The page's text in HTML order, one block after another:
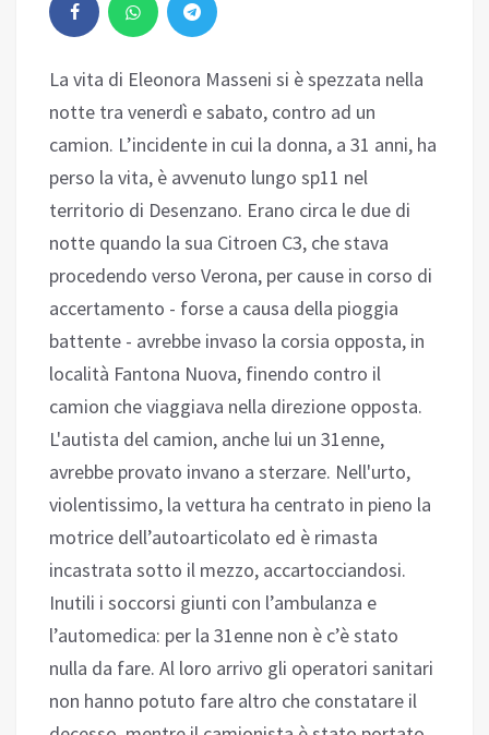
La vita di Eleonora Masseni si è spezzata nella
notte tra venerdì e sabato, contro ad un
camion. L’incidente in cui la donna, a 31 anni, ha
perso la vita, è avvenuto lungo sp11 nel
territorio di Desenzano. Erano circa le due di
notte quando la sua Citroen C3, che stava
procedendo verso Verona, per cause in corso di
accertamento - forse a causa della pioggia
battente - avrebbe invaso la corsia opposta, in
località Fantona Nuova, finendo contro il
camion che viaggiava nella direzione opposta.
L'autista del camion, anche lui un 31enne,
avrebbe provato invano a sterzare. Nell'urto,
violentissimo, la vettura ha centrato in pieno la
motrice dell’autoarticolato ed è rimasta
incastrata sotto il mezzo, accartocciandosi.
Inutili i soccorsi giunti con l’ambulanza e
l’automedica: per la 31enne non è c’è stato
nulla da fare. Al loro arrivo gli operatori sanitari
non hanno potuto fare altro che constatare il